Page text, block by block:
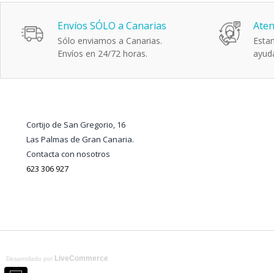
Envíos SÓLO a Canarias
Sólo enviamos a Canarias.
Envíos en 24/72 horas.
Cortijo de San Gregorio, 16
Las Palmas de Gran Canaria.
Contacta con nosotros
623 306 927
Desarrollado por LiveCommerce